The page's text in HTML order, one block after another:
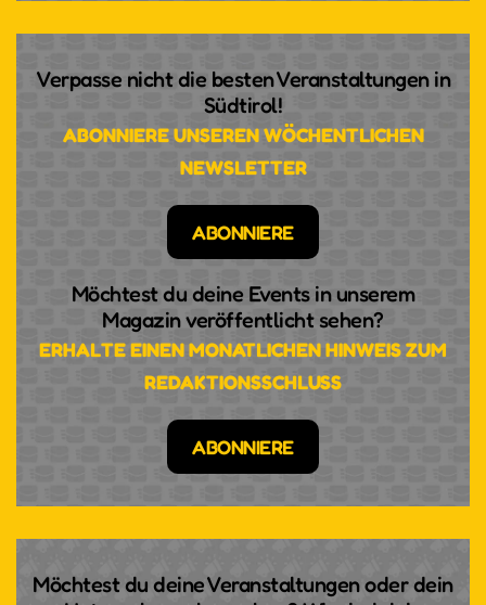
Verpasse nicht die besten Veranstaltungen in
Südtirol!
ABONNIERE UNSEREN WÖCHENTLICHEN
NEWSLETTER
ABONNIERE
Möchtest du deine Events in unserem
Magazin veröffentlicht sehen?
ERHALTE EINEN MONATLICHEN HINWEIS ZUM
REDAKTIONSSCHLUSS
ABONNIERE
Möchtest du deine Veranstaltungen oder dein